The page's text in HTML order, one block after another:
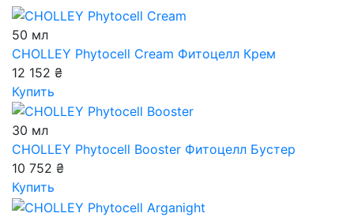
50 мл
CHOLLEY Phytocell Cream Фитоцелл Крем
12 152 ₴
Купить
30 мл
CHOLLEY Phytocell Booster Фитоцелл Бустер
10 752 ₴
Купить